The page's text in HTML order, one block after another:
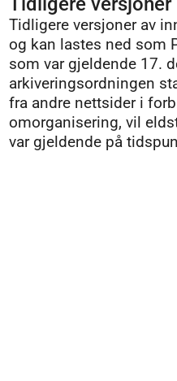
Tidligere versjoner av
og kan lastes ned som
som var gjeldende 17.
arkiveringsordningen
fra andre nettsider i
omorganisering, vil
var gjeldende på